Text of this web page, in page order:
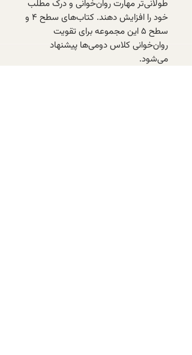
طولانی‌تر مهارت روان‌خوانی و درک مطلب
خود را افزایش دهند. کتاب‌های سطح ۴ و
سطح ۵ این مجموعه برای تقویت
روان‌خوانی کلاس دومی‌ها پیشنهاد
می‌شود.